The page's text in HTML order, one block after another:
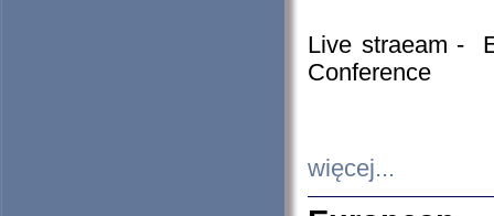
Live straeam -
Conference
więcej...